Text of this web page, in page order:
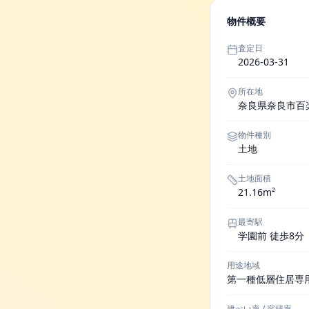
物件概要
査定日
2026-03-31
所在地
奈良県奈良市百
物件種別
土地
土地面積
21.16m²
最寄駅
学園前 徒歩8分
用途地域
第一種低層住居専